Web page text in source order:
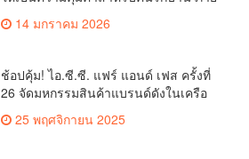
ใต้แคมเปญ “HomeCard Point
Celebration” รวมมูลค่ากว่า 3.9 ล้านบาท
14 มกราคม 2026
ช้อปคุ้ม! ไอ.ซี.ซี. แฟร์ แอนด์ เฟส ครั้งที่
26 จัดมหกรรมสินค้าแบรนด์ดังในเครือ
25 พฤศจิกายน 2025